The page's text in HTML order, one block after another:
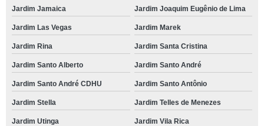
Jardim Jamaica Jardim Joaquim Eugênio de Lima
Jardim Las Vegas Jardim Marek
Jardim Rina Jardim Santa Cristina
Jardim Santo Alberto Jardim Santo André
Jardim Santo André CDHU Jardim Santo Antônio
Jardim Stella Jardim Telles de Menezes
Jardim Utinga Jardim Vila Rica